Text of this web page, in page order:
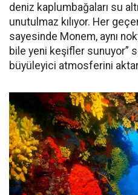
deniz kaplumbağaları su
unutulmaz kılıyor. Her
sayesinde Monem, aynı
bile yeni keşifler sunuyor”
büyüleyici atmosferini